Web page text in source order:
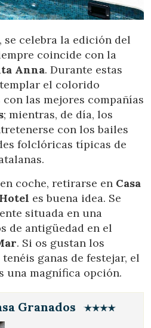
se celebra la edición del
coincide con la
Anna. Durante estas
el colorido
las mejores compañías
; mientras, de día, los
con los bailes
folclóricas típicas de
coche, retirarse en Casa
es buena idea. Se
situada en una
de antigüedad en el
. Si os gustan los
ganas de festejar, el
una magnífica opción.
Granados